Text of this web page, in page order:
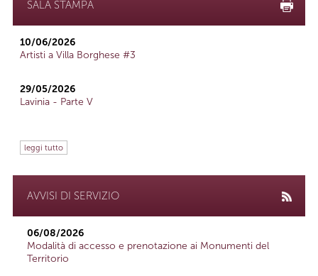
SALA STAMPA
10/06/2026
Artisti a Villa Borghese #3
29/05/2026
Lavinia - Parte V
leggi tutto
AVVISI DI SERVIZIO
06/08/2026
Modalità di accesso e prenotazione ai Monumenti del
Territorio